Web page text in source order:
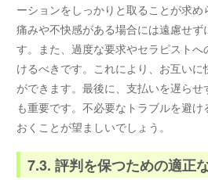
ーションをしっかりと取ることが求め
痛みや不快感がある場合には遠慮せ
す。また、過度な要求やセラピスト
けるべきです。これにより、お互いに
ができます。最後に、支払いを遅らせ
も重要です。不必要なトラブルを避
おくことが望ましいでしょう。
7.3. 評判を保つための適正